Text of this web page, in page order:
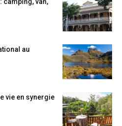
au
vie en synergie